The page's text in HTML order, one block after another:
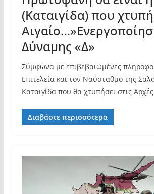
(Καταιγίδα) που
Δύναμης «Δ»
Σύμφωνα με επιβεβαιωμένες
Επιτελεία και τον Ναύσταθμο της
Καταιγίδα που θα χτυπήσει στις
Διαβάστε περισσότερα